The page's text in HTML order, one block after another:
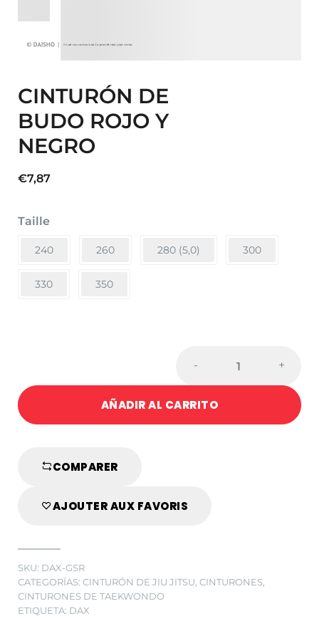
CINTURÓN DE
BUDO ROJO Y
NEGRO
€7,87
Taille
240 260 280 (5,0) 300
330 350
DE
BUDO
- +
AÑADIR AL CARRITO
COMPARER
AJOUTER AUX FAVORIS
SKU: DAX-GSR
CATEGORÍAS: CINTURÓN DE JIU JITSU, CINTURONES,
CINTURONES DE TAEKWONDO
ETIQUETA: DAX